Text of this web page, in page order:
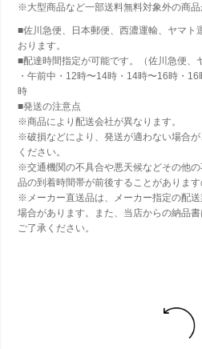
※大型商品など一部送料無料対象外の商品
■佐川急便、日本郵便、西濃運輸、ヤマト
おります。
■配達時間指定が可能です。（佐川急便、
・午前中・12時〜14時・14時〜16時・
時
■発送の注意点
※商品により配送会社が異なります。
※破損などにより、発送が適わない場合
ください。
※交通機関の不具合や悪天候などその他
品の到着時間帯が前後することがあります
※メーカー直送品は、メーカー指定の配
場合があります。また、当店からの納品書
ご了承ください。